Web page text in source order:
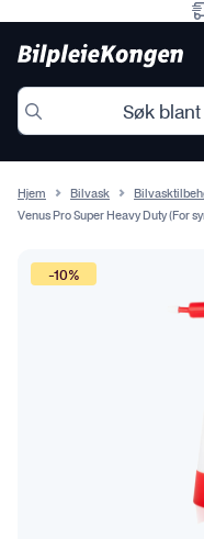
Hjem Bilvask
Venus Pro Super Heavy Duty (For
-10%